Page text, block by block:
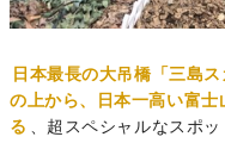
日本最長の大吊橋「三島
の上から、日本一高い富士
る 、超スペシャルなスポ